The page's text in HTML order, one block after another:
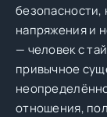
безопасности,
напряжения и
— человек с
привычное
отношения,